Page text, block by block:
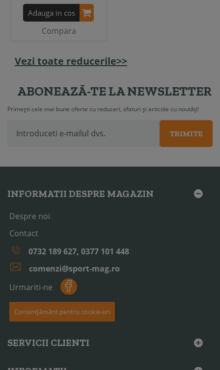
Adauga in cos
Compara
Vezi toate reducerile>>
ABONEAZĂ-TE LA NEWSLETTER
Primești cele mai bune oferte cu reduceri, sfaturi și articole cu noutăți!
TRIMITE
INFORMATII DESPRE MAGAZIN
Despre noi
Contact
0732 189 627, 0377 101 448
comenzi@sport-mag.ro
Urmariti-ne
Consimțământ pentru cookie-uri
SERVICII CLIENTI